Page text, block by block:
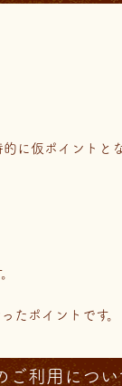
に仮ポイントとな
たポイントです。
ご利用につい